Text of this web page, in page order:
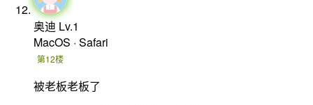
奥迪 Lv.1
MacOS · Safari
第12楼
被老板老板了